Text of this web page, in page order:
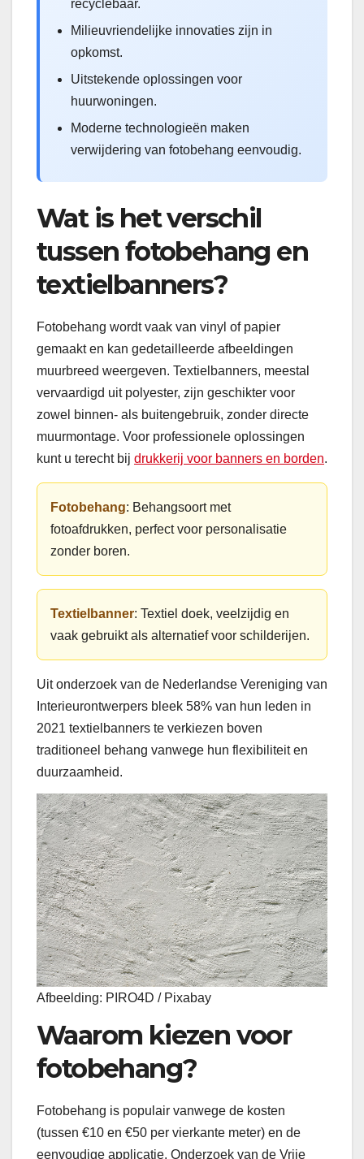
recyclebaar.
Milieuvriendelijke innovaties zijn in
opkomst.
Uitstekende oplossingen voor
huurwoningen.
Moderne technologieën maken
verwijdering van fotobehang eenvoudig.
Wat is het verschil
tussen fotobehang en
textielbanners?
Fotobehang wordt vaak van vinyl of papier
gemaakt en kan gedetailleerde afbeeldingen
muurbreed weergeven. Textielbanners, meestal
vervaardigd uit polyester, zijn geschikter voor
zowel binnen- als buitengebruik, zonder directe
muurmontage. Voor professionele oplossingen
kunt u terecht bij drukkerij voor banners en borden.
Fotobehang: Behangsoort met
fotoafdrukken, perfect voor personalisatie
zonder boren.
Textielbanner: Textiel doek, veelzijdig en
vaak gebruikt als alternatief voor schilderijen.
Uit onderzoek van de Nederlandse Vereniging van
Interieurontwerpers bleek 58% van hun leden in
2021 textielbanners te verkiezen boven
traditioneel behang vanwege hun flexibiliteit en
duurzaamheid.
Afbeelding: PIRO4D / Pixabay
Waarom kiezen voor
fotobehang?
Fotobehang is populair vanwege de kosten
(tussen €10 en €50 per vierkante meter) en de
eenvoudige applicatie. Onderzoek van de Vrije